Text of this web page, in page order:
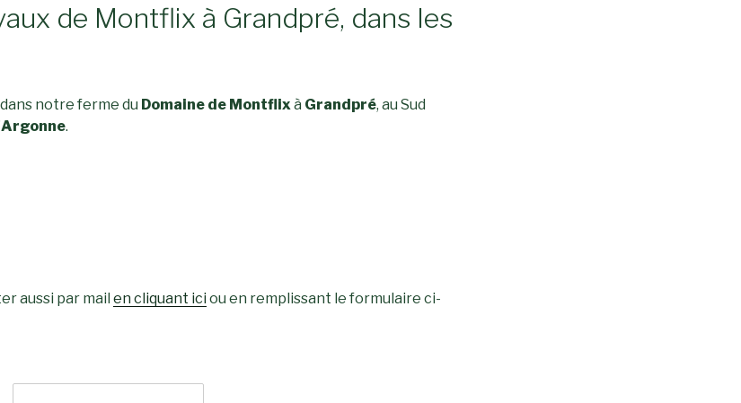
de Montflix à Grandpré, dans les
notre ferme du Domaine de Montflixà Grandpré, au Sud
Argonne.
aussi par mail en cliquant ici ou en remplissant le formulaire ci-